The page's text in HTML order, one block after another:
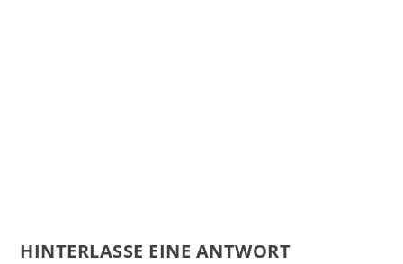
HINTERLASSE EINE ANTWORT